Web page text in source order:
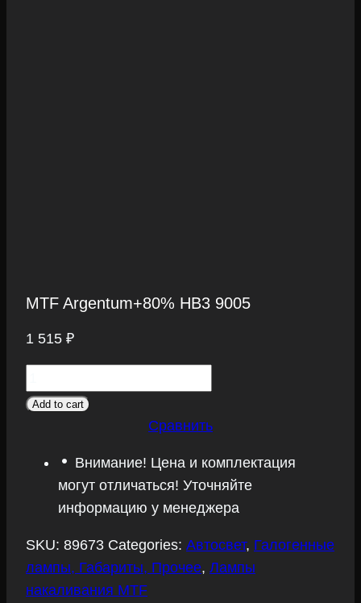
MTF Argentum+80% HB3 9005
1 515 ₽
Argentum+80%
quantity
Add to cart
Сравнить
Внимание! Цена и комплектация
могут отличаться! Уточняйте
информацию у менеджера
SKU: 89673 Categories: Автосвет, Галогенные
лампы, Габариты, Прочее, Лампы
накаливания MTF